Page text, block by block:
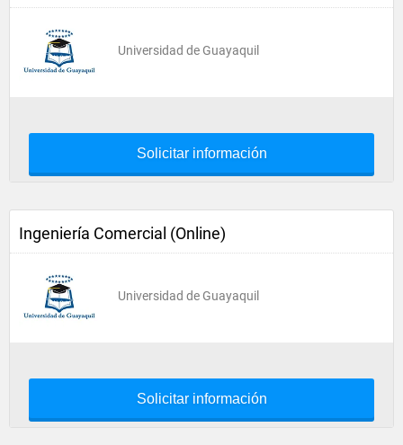
Universidad de Guayaquil
Solicitar información
Ingeniería Comercial (Online)
Universidad de Guayaquil
Solicitar información